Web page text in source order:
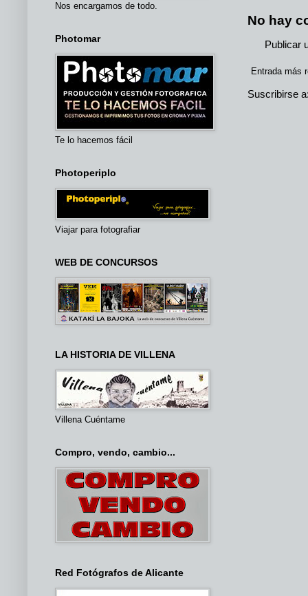
No hay
Publicar
Entrada más
Suscribirse
Nos encargamos de todo.
Photomar
Te lo hacemos fácil
Photoperiplo
Viajar para fotografiar
WEB DE CONCURSOS
LA HISTORIA DE VILLENA
Villena Cuéntame
Compro, vendo, cambio...
Red Fotógrafos de Alicante